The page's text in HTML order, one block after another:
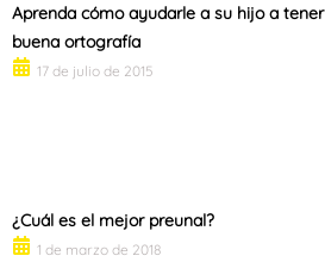
Aprenda cómo ayudarle a su hijo a tener
buena ortografía
17 de julio de 2015
¿Cuál es el mejor preunal?
1 de marzo de 2018